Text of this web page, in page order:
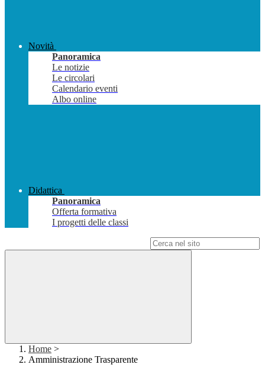
Novità
Panoramica
Le notizie
Le circolari
Calendario eventi
Albo online
Didattica
Panoramica
Offerta formativa
I progetti delle classi
Home >
Amministrazione Trasparente